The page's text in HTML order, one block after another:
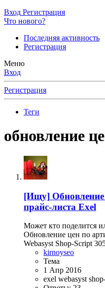
Вход Регистрация
Что нового?
Последняя активность
Регистрация
Меню
Вход
Регистрация
Теги
обновление
[Ищу]
прайс-листа Exel
Может кто поделится
Обновление цен по
Webasyst Shop-Script
kirnoyseo
Тема
1 Апр 2016
exel webasyst